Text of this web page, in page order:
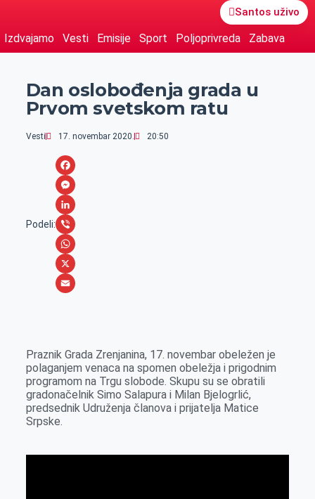
Santos uživo
Izdvajamo Vesti Emisije Sport Poljoprivreda Zabava
Dan oslobođenja grada u
Prvom svetskom ratu
Vesti 17. novembar 2020. 20:50
Podeli:
F
a
c
e
b
o
M
e
s
s
e
r
L
i
n
k
n
V
i
b
W
h
A
p
p
X
i
l
Praznik Grada Zrenjanina, 17. novembar obeležen je
polaganjem venaca na spomen obeležja i prigodnim
programom na Trgu slobode. Skupu su se obratili
gradonačelnik Simo Salapura i Milan Bjelogrlić,
predsednik Udruženja članova i prijatelja Matice
Srpske.